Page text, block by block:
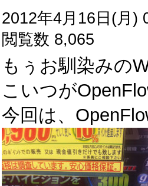
2012年4月16日(月)
閲覧数 8,065
もぅお馴染みの
こいつが
今回は、